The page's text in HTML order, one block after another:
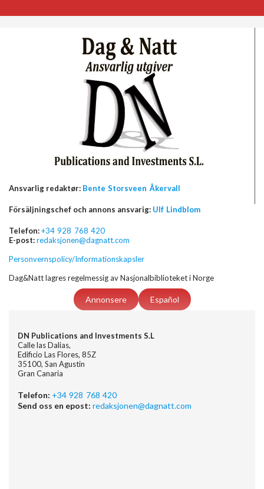
Ansvarlig redaktør: Bente Storsveen Åkervall
Försäljningschef och annons ansvarig: Ulf Lindblom
Telefon:+34 928 768 420
E-post:redaksjonen@dagnatt.com
Personvernspolicy/Informationskapsler
Dag&Natt lagres regelmessig av Nasjonalbiblioteket i Norge
Annonsere Español
DN Publications and Investments S.L
Calle las Dalias,
Edificio Las Flores, 85Z
35100, San Agustin
Gran Canaria
Telefon: +34 928 768 420
Send oss en epost: redaksjonen@dagnatt.com